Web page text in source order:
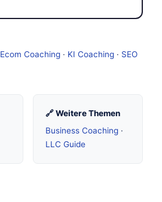
Ecom Coaching · KI Coaching · SEO
🔗 Weitere Themen
Business Coaching ·
LLC Guide